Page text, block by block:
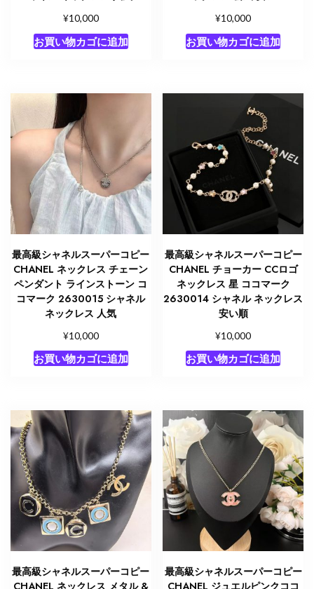
¥10,000
お買い物カゴに追加
¥10,000
お買い物カゴに追加
最高級シャネルスーパーコピー
CHANEL ネックレス チェーン
ペンダント ラインストーン コ
コマーク 2630015 シャネル
ネックレス 人気
¥10,000
お買い物カゴに追加
最高級シャネルスーパーコピー
CHANEL チョーカー CCロゴ
ネックレス 星 ココマーク
2630014 シャネル ネックレス
安い順
¥10,000
お買い物カゴに追加
最高級シャネルスーパーコピー
CHANEL ネックレス メタル &
最高級シャネルスーパーコピー
CHANEL ジュエルピンクココ